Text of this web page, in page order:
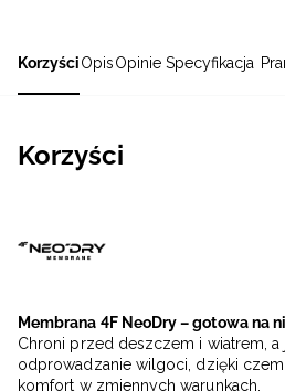
KorzyściOpisOpinie Specyfikacja
Korzyści
Membrana 4F NeoDry – gotowa na
Chroni przed deszczem i wiatrem,
odprowadzanie wilgoci, dzięki
komfort w zmiennych warunkach.